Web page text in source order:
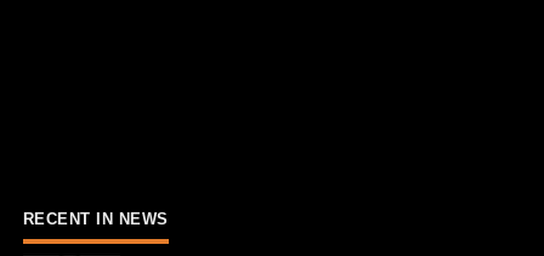
RECENT IN NEWS